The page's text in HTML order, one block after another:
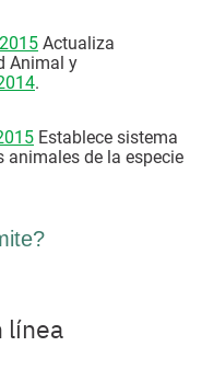
Actualiza
Animal y
.
Establece sistema
animales de la especie
línea